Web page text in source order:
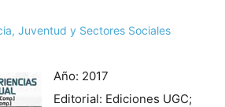
Juventud y Sectores Sociales
Año: 2017
Editorial: Ediciones UGC;
C3-2-R. U. Pompeu Fabra
C3-3-R. U. de Valladolid